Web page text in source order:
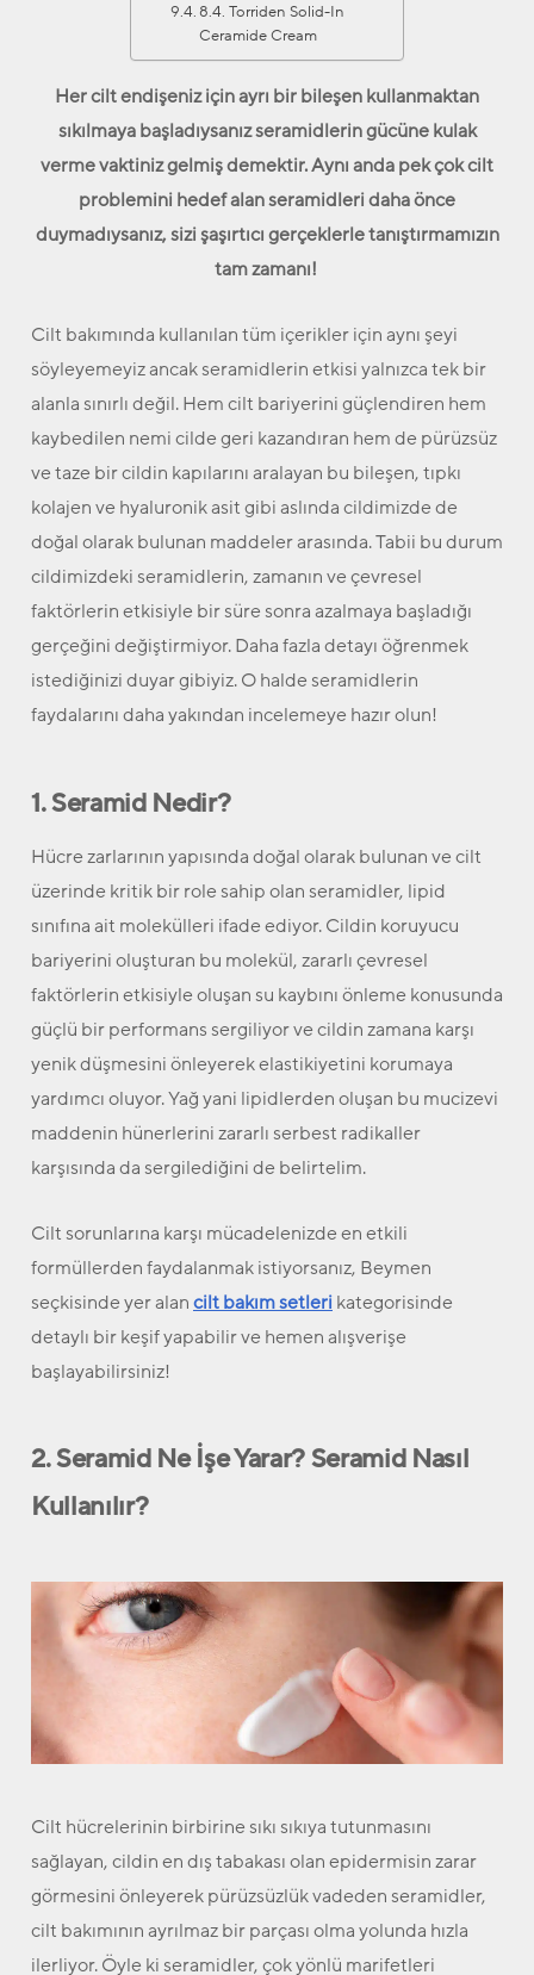
8.4. Torriden Solid-In
Ceramide Cream
Her cilt endişeniz için ayrı bir bileşen kullanmaktan
sıkılmaya başladıysanız seramidlerin gücüne kulak
verme vaktiniz gelmiş demektir. Aynı anda pek çok cilt
problemini hedef alan seramidleri daha önce
duymadıysanız, sizi şaşırtıcı gerçeklerle tanıştırmamızın
tam zamanı!
Cilt bakımında kullanılan tüm içerikler için aynı şeyi
söyleyemeyiz ancak seramidlerin etkisi yalnızca tek bir
alanla sınırlı değil. Hem cilt bariyerini güçlendiren hem
kaybedilen nemi cilde geri kazandıran hem de pürüzsüz
ve taze bir cildin kapılarını aralayan bu bileşen, tıpkı
kolajen ve hyaluronik asit gibi aslında cildimizde de
doğal olarak bulunan maddeler arasında. Tabii bu durum
cildimizdeki seramidlerin, zamanın ve çevresel
faktörlerin etkisiyle bir süre sonra azalmaya başladığı
gerçeğini değiştirmiyor. Daha fazla detayı öğrenmek
istediğinizi duyar gibiyiz. O halde seramidlerin
faydalarını daha yakından incelemeye hazır olun!
1. Seramid Nedir?
Hücre zarlarının yapısında doğal olarak bulunan ve cilt
üzerinde kritik bir role sahip olan seramidler, lipid
sınıfına ait molekülleri ifade ediyor. Cildin koruyucu
bariyerini oluşturan bu molekül, zararlı çevresel
faktörlerin etkisiyle oluşan su kaybını önleme konusunda
güçlü bir performans sergiliyor ve cildin zamana karşı
yenik düşmesini önleyerek elastikiyetini korumaya
yardımcı oluyor. Yağ yani lipidlerden oluşan bu mucizevi
maddenin hünerlerini zararlı serbest radikaller
karşısında da sergilediğini de belirtelim.
Cilt sorunlarına karşı mücadelenizde en etkili
formüllerden faydalanmak istiyorsanız, Beymen
seçkisinde yer alancilt bakım setlerikategorisinde
detaylı bir keşif yapabilir ve hemen alışverişe
başlayabilirsiniz!
2. Seramid Ne İşe Yarar? Seramid Nasıl
Kullanılır?
Cilt hücrelerinin birbirine sıkı sıkıya tutunmasını
sağlayan, cildin en dış tabakası olan epidermisin zarar
görmesini önleyerek pürüzsüzlük vadeden seramidler,
cilt bakımının ayrılmaz bir parçası olma yolunda hızla
ilerliyor. Öyle ki seramidler, çok yönlü marifetleri